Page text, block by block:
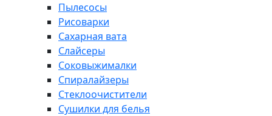
Пылесосы
Рисоварки
Сахарная вата
Слайсеры
Соковыжималки
Спиралайзеры
Стеклоочистители
Сушилки для белья